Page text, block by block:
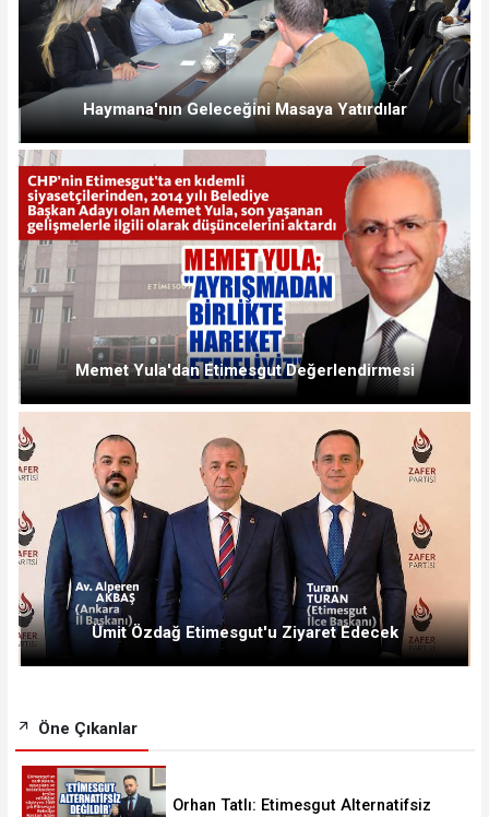
Haymana'nın Geleceğini Masaya Yatırdılar
Memet Yula'dan Etimesgut Değerlendirmesi
Ümit Özdağ Etimesgut'u Ziyaret Edecek
Öne Çıkanlar
Orhan Tatlı: Etimesgut Alternatifsiz